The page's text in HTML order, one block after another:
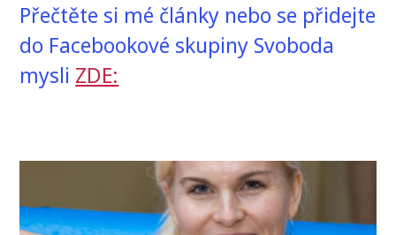
Přečtěte si mé články nebo se přidejte
do Facebookové skupiny Svoboda
mysli ZDE: